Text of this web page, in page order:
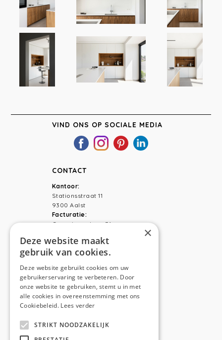
VIND ONS OP SOCIALE MEDIA
CONTACT
Kantoor:
Stationsstraat 11
9300 Aalst
Facturatie:
Capucienenlaan 31
Telefoon:0473 44 56 94
NAVIGATION
Home
Diensten
×
Deze website maakt
gebruik van cookies.
Deze website gebruikt cookies om uw
gebruikerservaring te verbeteren. Door
onze website te gebruiken, stemt u in met
alle cookies in overeenstemming met ons
Cookiebeleid. Lees verder
STRIKT NOODZAKELIJK